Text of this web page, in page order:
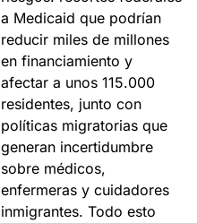
a Medicaid que podrían
reducir miles de millones
en financiamiento y
afectar a unos 115.000
residentes, junto con
políticas migratorias que
generan incertidumbre
sobre médicos,
enfermeras y cuidadores
inmigrantes. Todo esto